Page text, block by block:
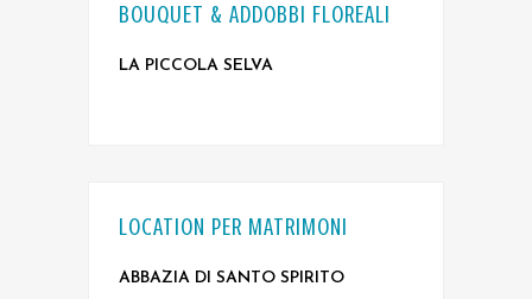
BOUQUET & ADDOBBI FLOREALI
LA PICCOLA SELVA
LOCATION PER MATRIMONI
ABBAZIA DI SANTO SPIRITO